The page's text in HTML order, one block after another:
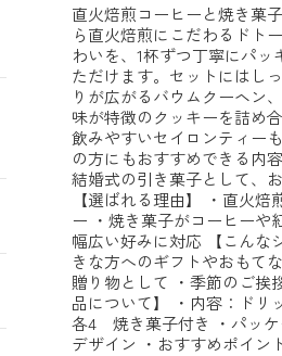
直火焙煎コーヒーと焼き菓
ら直火焙煎にこだわるドト
わいを、1杯ずつ丁寧にパ
ただけます。セットにはし
りが広がるバウムクーヘン
味が特徴のクッキーを詰め
飲みやすいセイロンティー
の方にもおすすめできる内
結婚式の引き菓子として、
【選ばれる理由】 ・直火
ー ・焼き菓子がコーヒーや
幅広い好みに対応 【こんな
きな方へのギフトやおもて
贈り物として ・季節のご挨
品について】 ・内容：ド
各4 焼き菓子付き ・パッケ
デザイン ・おすすめポイン